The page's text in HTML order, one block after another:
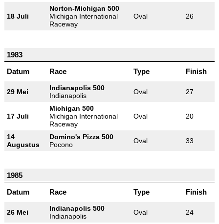
18 Juli
Norton-Michigan 500
Michigan International
Raceway
Oval 26
1983
Datum
Race Type Finish
29 Mei
Indianapolis 500
Indianapolis
Oval 27
17 Juli
Michigan 500
Michigan International
Raceway
Oval 20
14
Augustus
Domino's Pizza 500
Pocono
Oval 33
1985
Datum
Race Type Finish
26 Mei
Indianapolis 500
Indianapolis
Oval 24